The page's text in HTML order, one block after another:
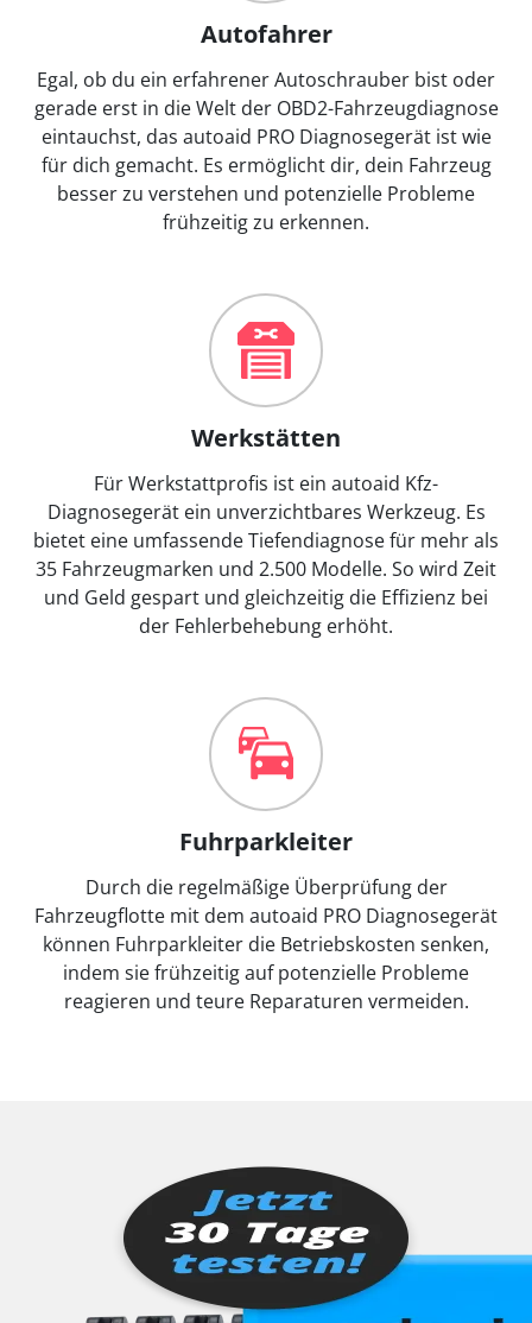
Autofahrer
Egal, ob du ein erfahrener Autoschrauber bist oder
gerade erst in die Welt der OBD2-Fahrzeugdiagnose
eintauchst, das autoaid PRO Diagnosegerät ist wie
für dich gemacht. Es ermöglicht dir, dein Fahrzeug
besser zu verstehen und potenzielle Probleme
frühzeitig zu erkennen.
Werkstätten
Für Werkstattprofis ist ein autoaid Kfz-
Diagnosegerät ein unverzichtbares Werkzeug. Es
bietet eine umfassende Tiefendiagnose für mehr als
35 Fahrzeugmarken und 2.500 Modelle. So wird Zeit
und Geld gespart und gleichzeitig die Effizienz bei
der Fehlerbehebung erhöht.
Fuhrparkleiter
Durch die regelmäßige Überprüfung der
Fahrzeugflotte mit dem autoaid PRO Diagnosegerät
können Fuhrparkleiter die Betriebskosten senken,
indem sie frühzeitig auf potenzielle Probleme
reagieren und teure Reparaturen vermeiden.